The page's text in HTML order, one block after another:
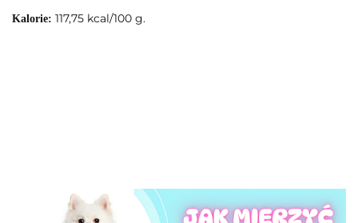
Kalorie: 117,75 kcal/100 g.